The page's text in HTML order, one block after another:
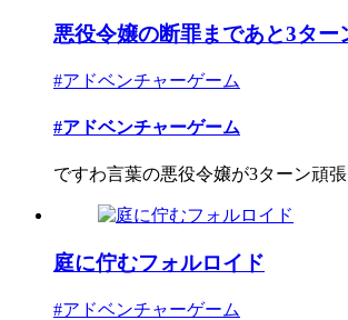
悪役令嬢の断罪まであと3ター
#アドベンチャーゲーム
#アドベンチャーゲーム
ですわ言葉の悪役令嬢が3ターン頑張
庭に佇むフォルロイド
#アドベンチャーゲーム